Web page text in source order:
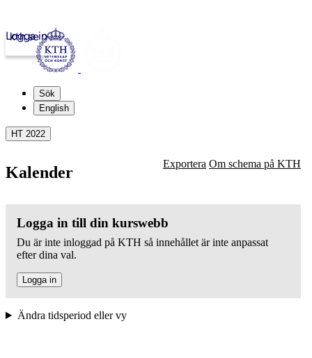
kth.se
Logga in
Sök
English
HT 2022
Kalender Exportera Om schema på KTH
Logga in till din kurswebb
Du är inte inloggad på KTH så innehållet är inte anpassat
efter dina val.
Logga in
Ändra tidsperiod eller vy